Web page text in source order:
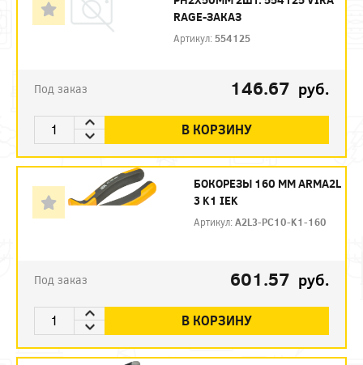
RAGE-ЗАКАЗ
Артикул: 554125
Под заказ 146.67 руб.
В КОРЗИНУ
БОКОРЕЗЫ 160 ММ ARMA2L
3 K1 IEK
Артикул:A2L3-PC10-K1-160
Под заказ 601.57 руб.
В КОРЗИНУ